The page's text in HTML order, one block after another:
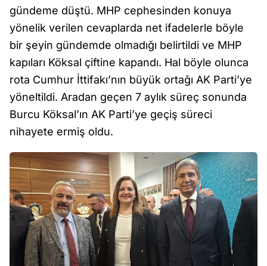
gündeme düştü. MHP cephesinden konuya
yönelik verilen cevaplarda net ifadelerle böyle
bir şeyin gündemde olmadığı belirtildi ve MHP
kapıları Köksal çiftine kapandı. Hal böyle olunca
rota Cumhur İttifakı’nın büyük ortağı AK Parti’ye
yöneltildi. Aradan geçen 7 aylık süreç sonunda
Burcu Köksal’ın AK Parti’ye geçiş süreci
nihayete ermiş oldu.